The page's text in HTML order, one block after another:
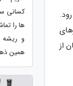
از
کسانی
ها را
و ریشه
همین